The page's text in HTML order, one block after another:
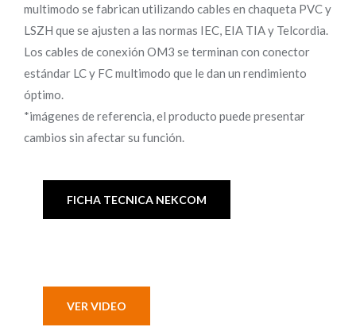
multimodo se fabrican utilizando cables en chaqueta PVC y
LSZH que se ajusten a las normas IEC, EIA TIA y Telcordia.
Los cables de conexión OM3 se terminan con conector
estándar LC y FC multimodo que le dan un rendimiento
óptimo.
*imágenes de referencia, el producto puede presentar
cambios sin afectar su función.
FICHA TECNICA NEKCOM
VER VIDEO